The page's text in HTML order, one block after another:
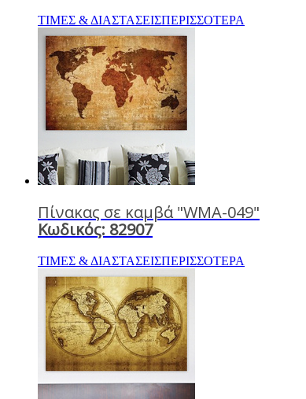
ΤΙΜΕΣ & ΔΙΑΣΤΑΣΕΙΣΠΕΡΙΣΣΟΤΕΡΑ
Πίνακας σε καμβά "WMA-049"
Κωδικός: 82907
ΤΙΜΕΣ & ΔΙΑΣΤΑΣΕΙΣΠΕΡΙΣΣΟΤΕΡΑ